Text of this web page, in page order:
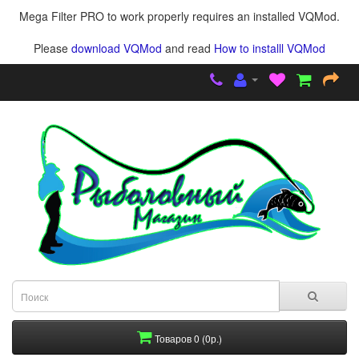
Mega Filter PRO to work properly requires an installed VQMod.
Please download VQMod and read How to installl VQMod
Товаров 0 (0р.)